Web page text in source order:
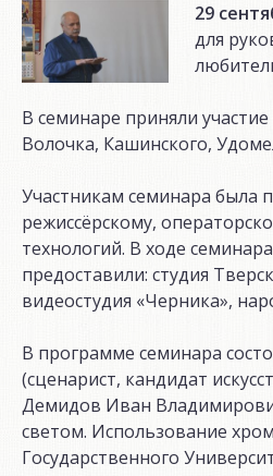
29
для
В семинаре приняли
Волочка, Кашинского,
Участникам семинара была
режиссёрскому,
технологий. В ходе
предоставили: студия
видеостудия «Черника»,
В программе семинара
(сценарист, кандидат
Демидов Иван
светом. Использование
Государственного